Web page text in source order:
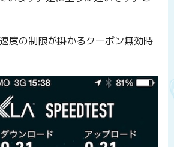
度の制限が掛かるクーポン無効時